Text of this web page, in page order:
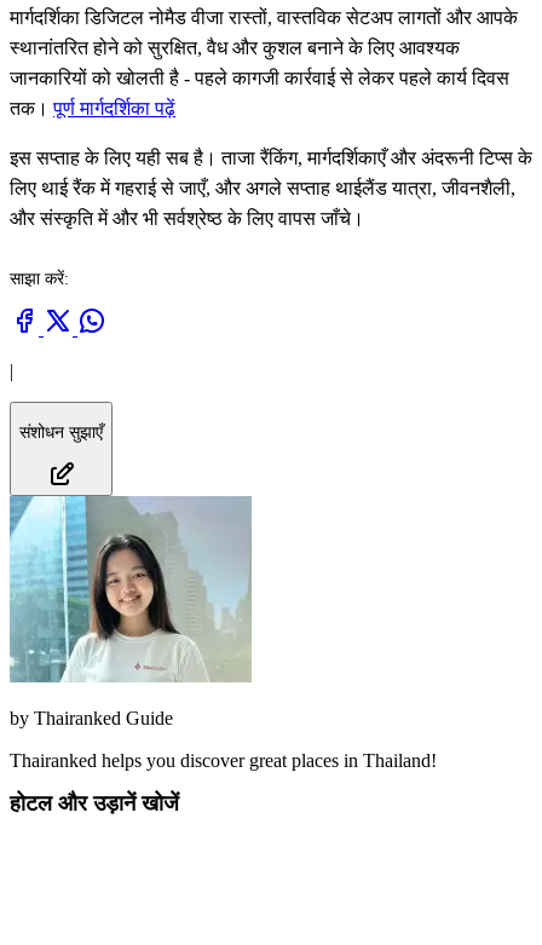
मार्गदर्शिका डिजिटल नोमैड वीजा रास्तों, वास्तविक सेटअप लागतों और आपके
स्थानांतरित होने को सुरक्षित, वैध और कुशल बनाने के लिए आवश्यक
जानकारियों को खोलती है - पहले कागजी कार्रवाई से लेकर पहले कार्य दिवस
तक।पूर्ण मार्गदर्शिका पढ़ें
इस सप्ताह के लिए यही सब है। ताजा रैंकिंग, मार्गदर्शिकाएँ और अंदरूनी टिप्स के
लिए थाई रैंक में गहराई से जाएँ, और अगले सप्ताह थाईलैंड यात्रा, जीवनशैली,
और संस्कृति में और भी सर्वश्रेष्ठ के लिए वापस जाँचे।
साझा करें:
|
संशोधन सुझाएँ
by Thairanked Guide
Thairanked helps you discover great places in Thailand!
होटल और उड़ानें खोजें